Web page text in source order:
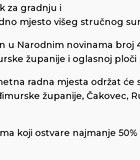
za gradnju i
mjesto višeg stručnog
u Narodnim novinama broj
županije i oglasnoj ploči
radna mjesta održat će
županije, Čakovec,
koji ostvare najmanje